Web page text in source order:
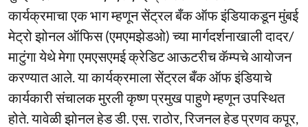
कार्यक्रमाचा एक भाग म्हणून सेंट्रल बँक ऑफ इंडियाकडून मुंबई
मेट्रो झोनल ऑफिस (एमएमझेडओ) च्या मार्गदर्शनाखाली दादर/
माटुंगा येथे मेगा एमएसएमई क्रेडिट आऊटरीच कॅम्पचे आयोजन
करण्यात आले. या कार्यक्रमाला सेंट्रल बँक ऑफ इंडियाचे
कार्यकारी संचालक मुरली कृष्ण प्रमुख पाहुणे म्हणून उपस्थित
होते. यावेळी झोनल हेड डी. एस. राठोर, रिजनल हेड प्रणव कपूर,